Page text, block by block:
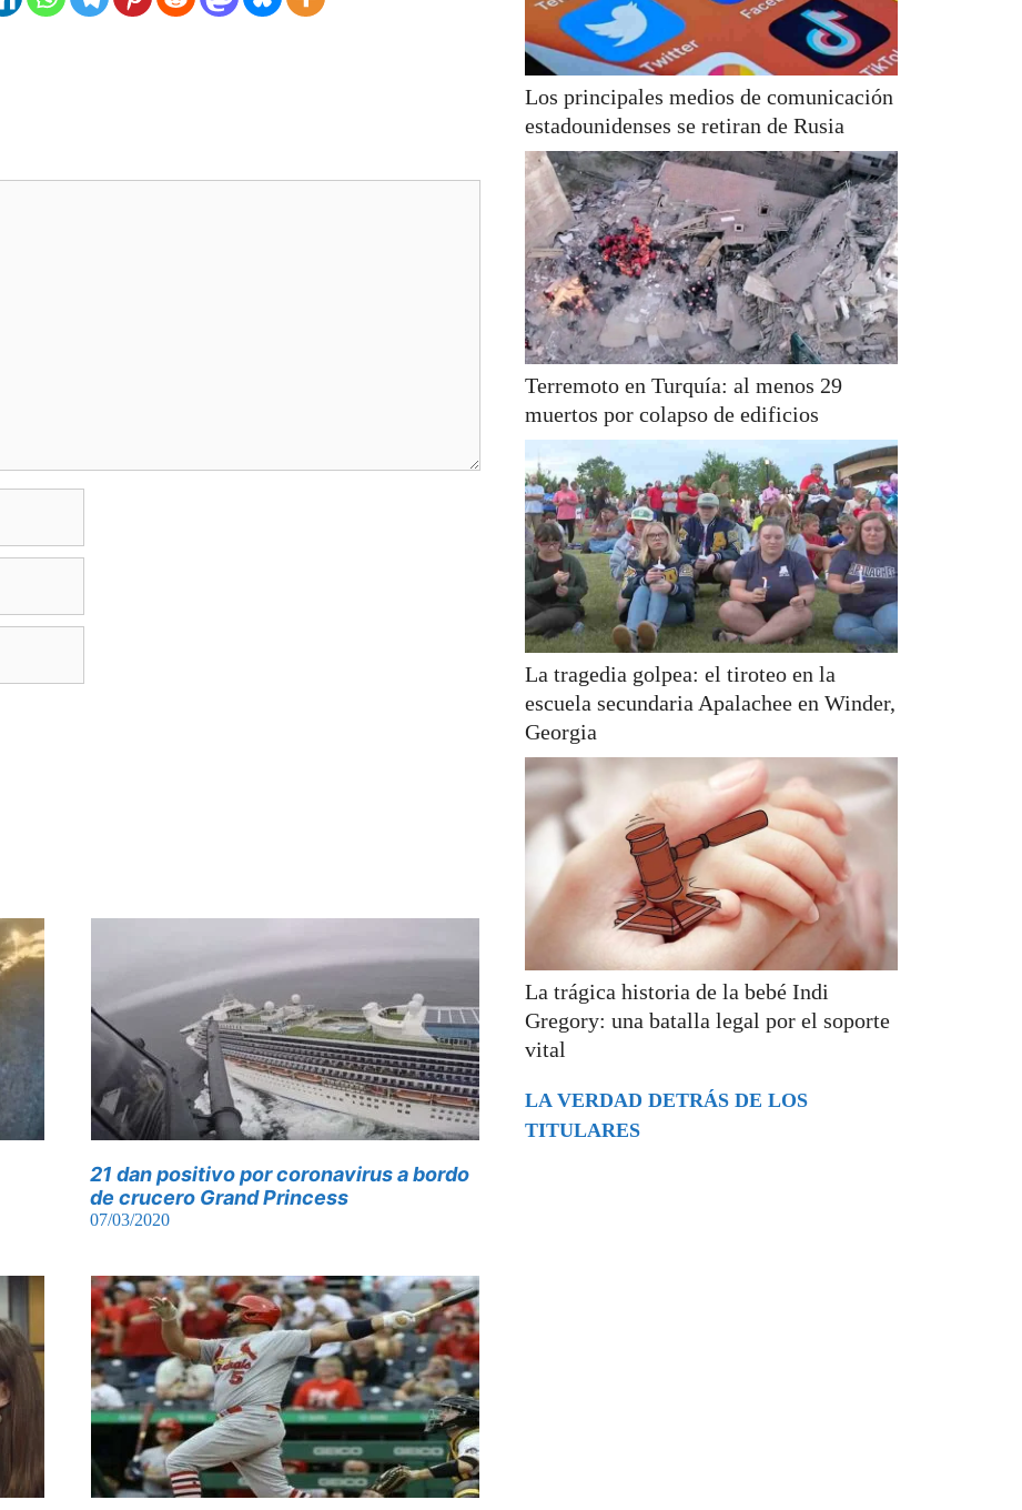
21 dan positivo por coronavirus a bordo
de crucero Grand Princess
07/03/2020
Los principales medios de comunicación
estadounidenses se retiran de Rusia
Terremoto en Turquía: al menos 29
muertos por colapso de edificios
La tragedia golpea: el tiroteo en la
escuela secundaria Apalachee en Winder,
Georgia
La trágica historia de la bebé Indi
Gregory: una batalla legal por el soporte
vital
LA VERDAD DETRÁS DE LOS
TITULARES